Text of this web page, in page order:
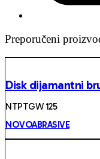
Preporučeni
Disk dijamantni
NTPTGW 125
NOVOABRASIVE